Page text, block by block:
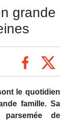
grande
le quotidien
famille. Sa
de